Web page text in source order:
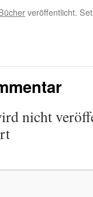
veröffentlicht.
nicht